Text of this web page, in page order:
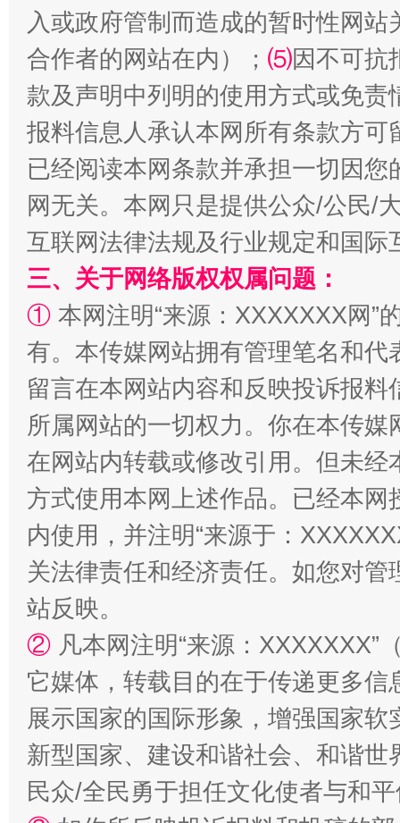
如何以
“蜀中异人”王建安的艺术幻境
入或政府管制而造成的暂时性网
合作者的网站在内）； ⑸因不可抗
款及声明中列明的使用方式或免责
报料信息人承认本网所有条款方
已经阅读本网条款并承担一切因
网无关。本网只是提供公众/公民/
互联网法律法规及行业规定和国
三、关于网络版权权属问题：
① 本网注明“来源：XXXXXXX网”
有。本传媒网站拥有管理笔名和
留言在本网站内容和反映投诉报
所属网站的一切权力。你在本传
在网站内转载或修改引用。但未
方式使用本网上述作品。已经本
内使用，并注明“来源于：
关法律责任和经济责任。如您对
站反映。
② 凡本网注明“来源：
它媒体，转载目的在于传递更多
展示国家的国际形象，增强国家
新型国家、建设和谐社会、和谐
民众/全民勇于担任文化使者与和